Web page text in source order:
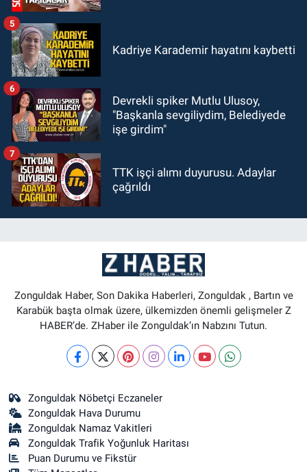
Kadriye Karademir hayatını kaybetti
5
Devrekli spiker Mutlu Ulusoy,
"Başkanla sevgiliydim, Belediyede
işe girdim"
6
TTK işçi alımı duyurusu. Adaylar
çağrıldı
7
Zonguldak Haber, Son Dakika Haberleri, Zonguldak , Bartın ve
Karabük başta olmak üzere, ülkemizden önemli gelişmeler Z
HABER’de. ZHaber ile Zonguldak’ın Nabzını Tutun.
Zonguldak Nöbetçi Eczaneler
Zonguldak Hava Durumu
Zonguldak Namaz Vakitleri
Zonguldak Trafik Yoğunluk Haritası
Puan Durumu ve Fikstür